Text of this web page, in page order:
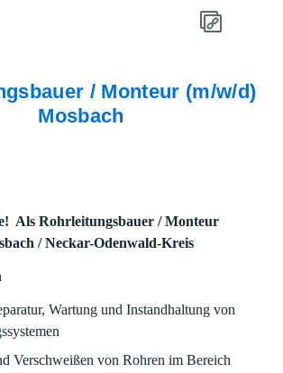
/ Monteur (m/w/d)
Mosbach
Als Rohrleitungsbauer / Monteur
/ Neckar-Odenwald-Kreis
Wartung und Instandhaltung von
Verschweißen von Rohren im Bereich